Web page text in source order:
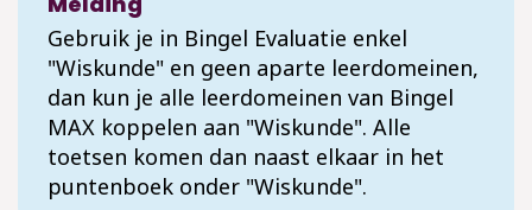
Gebruik je in Bingel Evaluatie enkel
"Wiskunde" en geen aparte leerdomeinen,
dan kun je alle leerdomeinen van Bingel
MAX koppelen aan "Wiskunde". Alle
toetsen komen dan naast elkaar in het
puntenboek onder "Wiskunde".